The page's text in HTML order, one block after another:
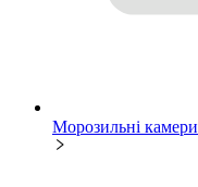
Морозильні камери